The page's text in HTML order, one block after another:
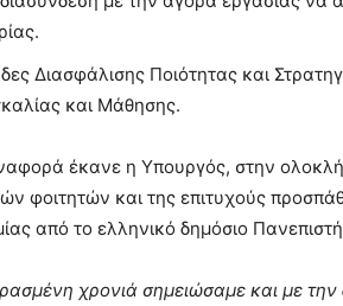
Διασφάλισης Ποιότητας και
και Μάθησης.
έκανε η Υπουργός, στην
φοιτητών και της επιτυχούς
από το ελληνικό δημόσιο
χρονιά σημειώσαμε και με την